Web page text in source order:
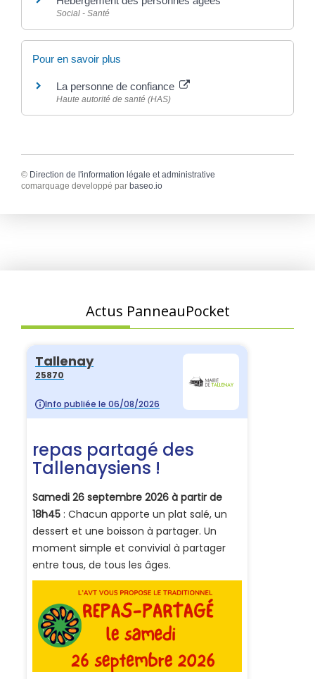
Social - Santé
Pour en savoir plus
La personne de confiance
Haute autorité de santé (HAS)
© Direction de l'information légale et administrative
comarquage developpé par baseo.io
Actus PanneauPocket